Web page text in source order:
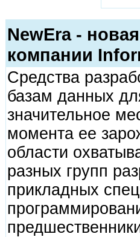
NewEra -
компании
Средства
базам данных
значительное
момента ее
области
разных групп
прикладных